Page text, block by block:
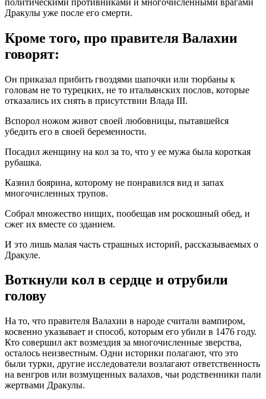
Дракулы уже после его смерти.
Кроме того, про правителя Валахии
говорят:
Он приказал прибить гвоздями шапочки или тюрбаны к
головам не то турецких, не то итальянских послов, которые
отказались их снять в присутствии Влада III.
Вспорол ножом живот своей любовницы, пытавшейся
убедить его в своей беременности.
Посадил женщину на кол за то, что у ее мужа была короткая
рубашка.
Казнил боярина, которому не понравился вид и запах
многочисленных трупов.
Собрал множество нищих, пообещав им роскошный обед, и
сжег их вместе со зданием.
И это лишь малая часть страшных историй, рассказываемых о
Дракуле.
Воткнули кол в сердце и отрубили
голову
На то, что правителя Валахии в народе считали вампиром,
косвенно указывает и способ, которым его убили в 1476 году.
Кто совершил акт возмездия за многочисленные зверства,
осталось неизвестным. Одни историки полагают, что это
были турки, другие исследователи возлагают ответственность
на венгров или возмущенных валахов, чьи родственники пали
жертвами Дракулы.